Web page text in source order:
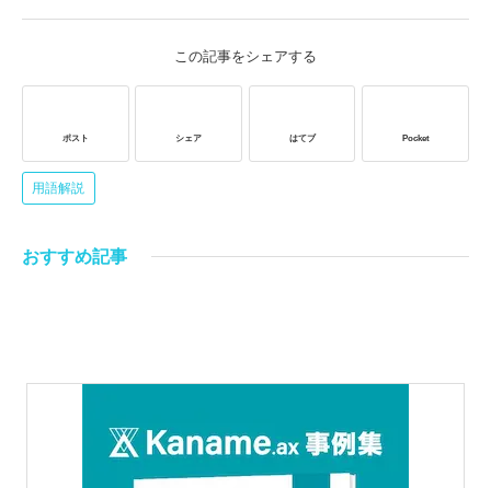
この記事をシェアする
ポスト シェア はてブ Pocket
用語解説
おすすめ記事